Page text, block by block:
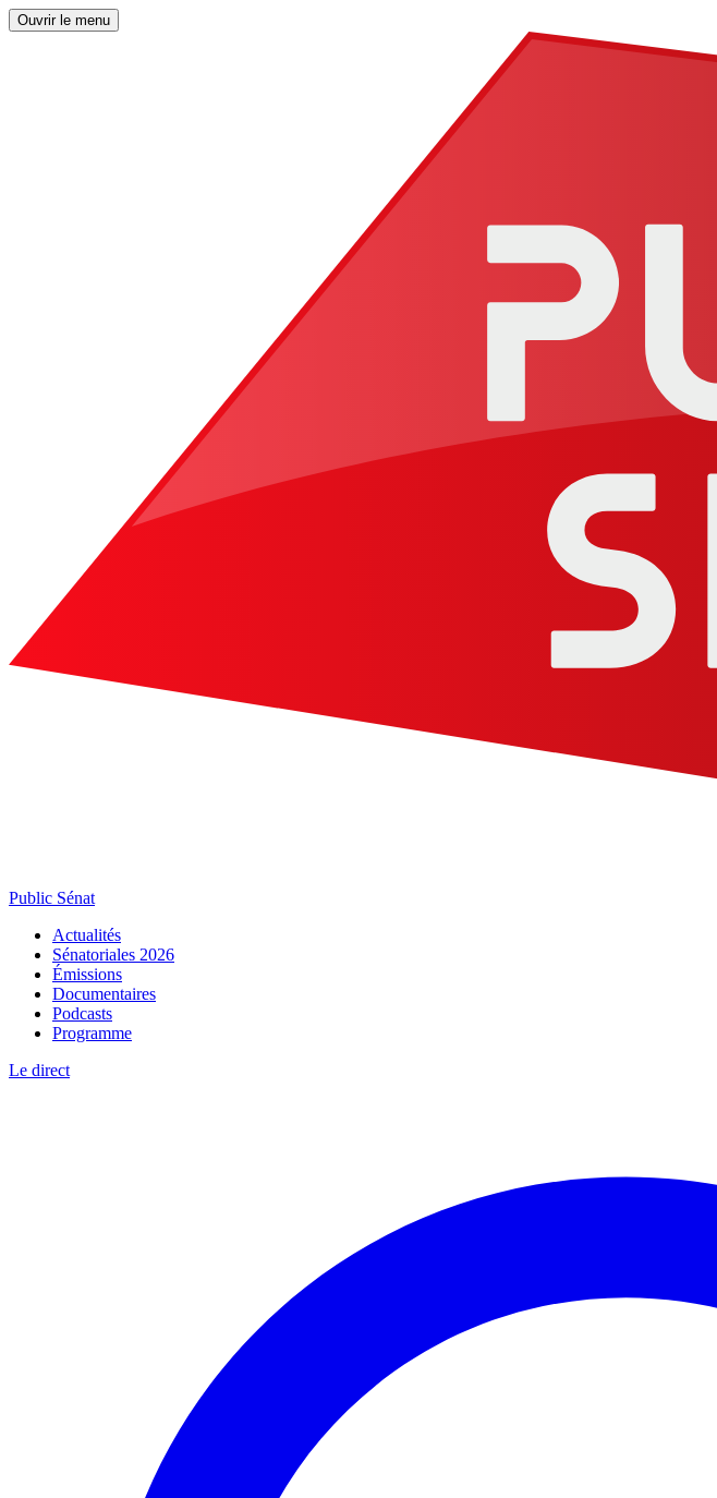
Ouvrir le menu
Public Sénat
Actualités
Sénatoriales 2026
Émissions
Documentaires
Podcasts
Programme
Le direct